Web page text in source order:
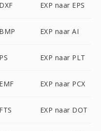
EXP naar EPS
EXP naar AI
EXP naar PLT
EXP naar PCX
EXP naar DOT